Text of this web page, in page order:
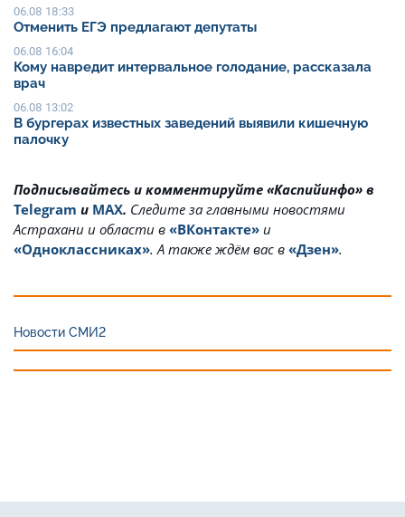
06.08 18:33
Отменить ЕГЭ предлагают депутаты
06.08 16:04
Кому навредит интервальное голодание, рассказала
врач
06.08 13:02
В бургерах известных заведений выявили кишечную
палочку
Подписывайтесь и комментируйте «Каспийинфо» в
Telegram и MAX. Cледите за главными новостями
Астрахани и области в «ВКонтакте» и
«Одноклассниках». А также ждём вас в «Дзен».
Новости СМИ2